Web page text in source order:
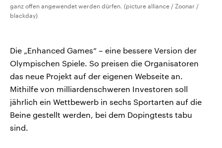
ganz offen angewendet werden dürfen. (picture alliance / Zoonar /
blackday)
Die „Enhanced Games“ – eine bessere Version der
Olympischen Spiele. So preisen die Organisatoren
das neue Projekt auf der eigenen Webseite an.
Mithilfe von milliardenschweren Investoren soll
jährlich ein Wettbewerb in sechs Sportarten auf die
Beine gestellt werden, bei dem Dopingtests tabu
sind.